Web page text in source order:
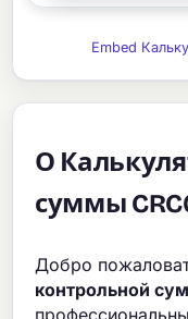
Embed
О
суммы
Добро
контрольной